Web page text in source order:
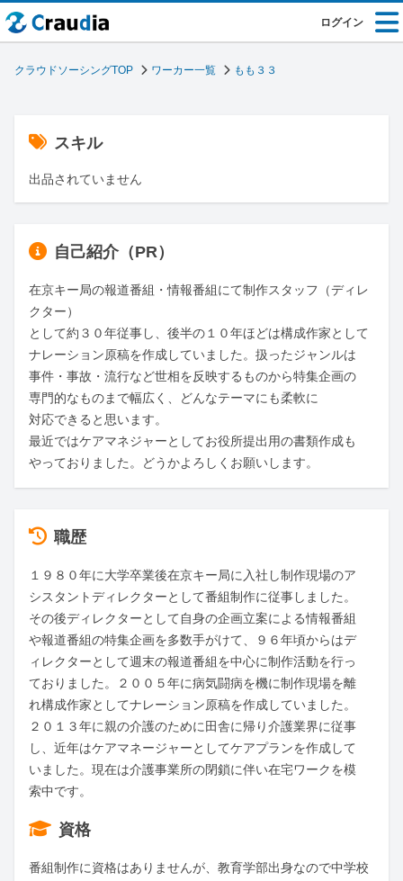
ログイン
クラウドソーシングTOP ワーカー一覧 もも３３
スキル
出品されていません
自己紹介（PR）
在京キー局の報道番組・情報番組にて制作スタッフ（ディレ
クター）
として約３０年従事し、後半の１０年ほどは構成作家として
ナレーション原稿を作成していました。扱ったジャンルは
事件・事故・流行など世相を反映するものから特集企画の
専門的なものまで幅広く、どんなテーマにも柔軟に
対応できると思います。
最近ではケアマネジャーとしてお役所提出用の書類作成も
やっておりました。どうかよろしくお願いします。
職歴
１９８０年に大学卒業後在京キー局に入社し制作現場のア
シスタントディレクターとして番組制作に従事しました。
その後ディレクターとして自身の企画立案による情報番組
や報道番組の特集企画を多数手がけて、９６年頃からはデ
ィレクターとして週末の報道番組を中心に制作活動を行っ
ておりました。２００５年に病気闘病を機に制作現場を離
れ構成作家としてナレーション原稿を作成していました。
２０１３年に親の介護のために田舎に帰り介護業界に従事
し、近年はケアマネージャーとしてケアプランを作成して
いました。現在は介護事業所の閉鎖に伴い在宅ワークを模
索中です。
資格
番組制作に資格はありませんが、教育学部出身なので中学校